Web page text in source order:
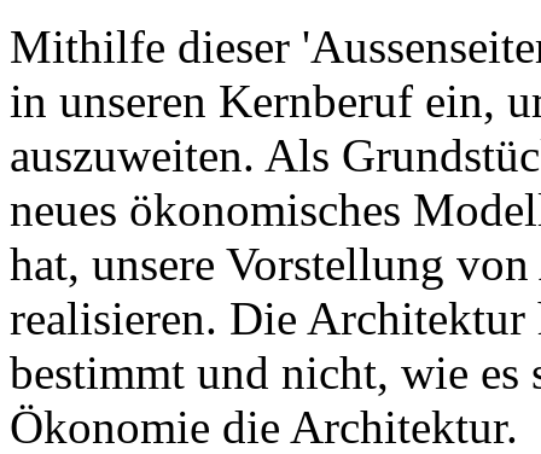
Mithilfe dieser
in unseren Kernberuf ein,
auszuweiten. Als
neues ökonomisches
hat, unsere Vorstellung
realisieren. Die
bestimmt und nicht, wie
Ökonomie die Architektur.